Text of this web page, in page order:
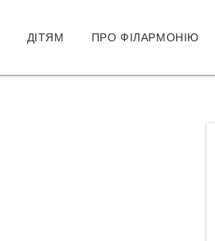
ДІТЯМ ПРО ФІЛАРМОНІЮ